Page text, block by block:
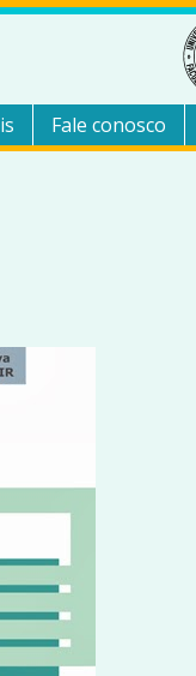
Fale conosco